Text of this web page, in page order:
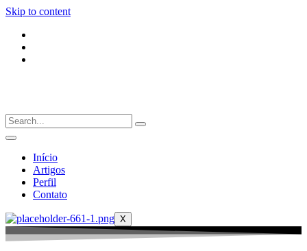
Skip to content
Início
Artigos
Perfil
Contato
X